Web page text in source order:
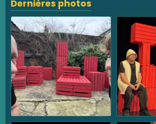
Dernières photos